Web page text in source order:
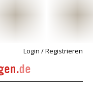
Login / Registrieren